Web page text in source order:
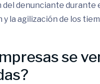
denunciante durante
la agilización de los
se